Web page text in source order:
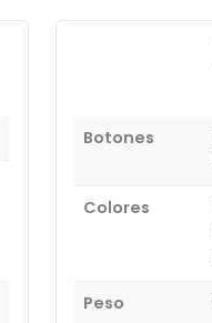
Botones
Colores
Peso